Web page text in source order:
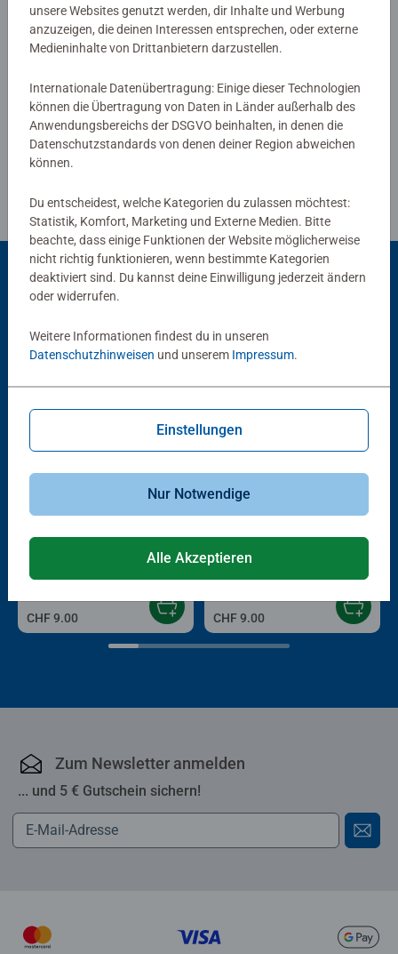
Verfasse eine Bewertung
Richtlinien für Bewertungen
Andere Kunden mögen auch
Irgendwo in der Ferne
CHF 9.00
Kawaii-Kätzchen in Bento-Box
CHF 9.00
Zum Newsletter anmelden
... und 5 € Gutschein sichern!
unsere Websites genutzt werden, dir Inhalte und Werbung
anzuzeigen, die deinen Interessen entsprechen, oder externe
Medieninhalte von Drittanbietern darzustellen.
Internationale Datenübertragung: Einige dieser Technologien
können die Übertragung von Daten in Länder außerhalb des
Anwendungsbereichs der DSGVO beinhalten, in denen die
Datenschutzstandards von denen deiner Region abweichen
können.
Du entscheidest, welche Kategorien du zulassen möchtest:
Statistik, Komfort, Marketing und Externe Medien. Bitte
beachte, dass einige Funktionen der Website möglicherweise
nicht richtig funktionieren, wenn bestimmte Kategorien
deaktiviert sind. Du kannst deine Einwilligung jederzeit ändern
oder widerrufen.
Weitere Informationen findest du in unseren
Datenschutzhinweisen und unserem Impressum.
Einstellungen
Nur Notwendige
Alle Akzeptieren